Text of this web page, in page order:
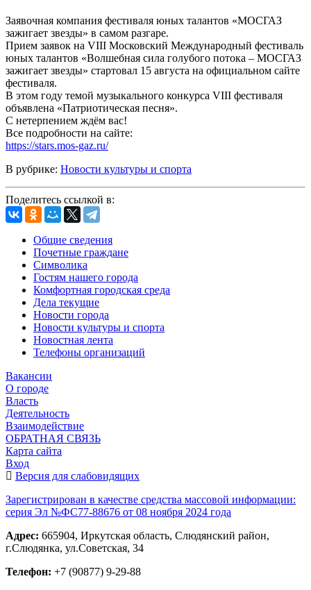
Заявочная компания фестиваля юных талантов «МОСГАЗ
зажигает звезды» в самом разгаре.
Прием заявок на VIII Московский Международный фестиваль
юных талантов «Волшебная сила голубого потока – МОСГАЗ
зажигает звезды» стартовал 15 августа на официальном сайте
фестиваля.
В этом году темой музыкального конкурса VIII фестиваля
объявлена «Патриотическая песня».
С нетерпением ждём вас!
Все подробности на сайте:
https://stars.mos-gaz.ru/
В рубрике: Новости культуры и спорта
Поделитесь ссылкой в:
Общие сведения
Почетные граждане
Символика
Гостям нашего города
Комфортная городская среда
Дела текущие
Новости города
Новости культуры и спорта
Новостная лента
Телефоны организаций
Вакансии
О городе
Власть
Деятельность
Взаимодействие
ОБРАТНАЯ СВЯЗЬ
Карта сайта
Вход
Версия для слабовидящих
Зарегистрирован в качестве средства массовой информации:
серия Эл №ФС77-88676 от 08 ноября 2024 года
Адрес: 665904, Иркутская область, Слюдянский район,
г.Слюдянка, ул.Советская, 34
Телефон: +7 (90877) 9-29-88